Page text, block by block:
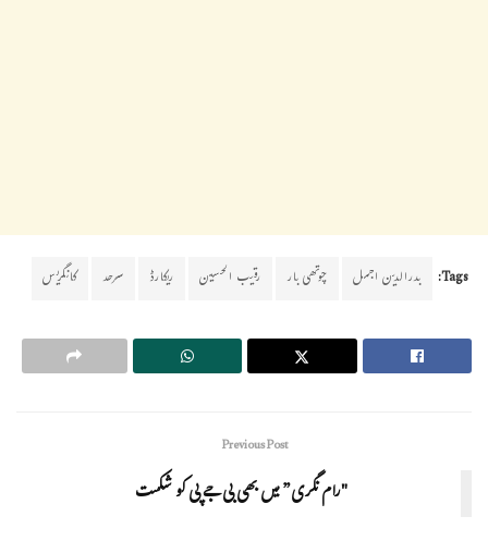
Tags: بدرالدین اجمل چوتھی بار رقیب الحسین ریکارڈ سرحد کانگریس
Previous Post
"رام نگری” میں بھی بی جے پی کو شکست